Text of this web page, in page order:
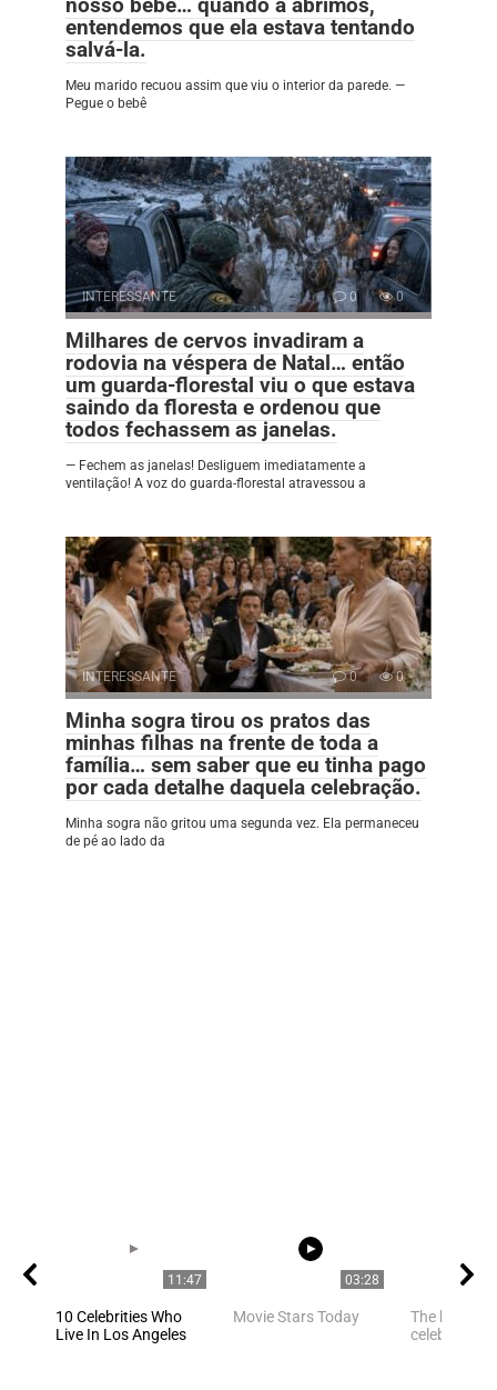
nosso bebê… quando a abrimos,
entendemos que ela estava tentando
salvá-la.
Meu marido recuou assim que viu o interior da parede. —
Pegue o bebê
INTERESSANTE 0 0
Milhares de cervos invadiram a
rodovia na véspera de Natal… então
um guarda-florestal viu o que estava
saindo da floresta e ordenou que
todos fechassem as janelas.
— Fechem as janelas! Desliguem imediatamente a
ventilação! A voz do guarda-florestal atravessou a
INTERESSANTE 0 0
Minha sogra tirou os pratos das
minhas filhas na frente de toda a
família… sem saber que eu tinha pago
por cada detalhe daquela celebração.
Minha sogra não gritou uma segunda vez. Ela permaneceu
de pé ao lado da
11:47
10 Celebrities Who
Live In Los Angeles
03:28
Movie Stars Today
The best
celebrities